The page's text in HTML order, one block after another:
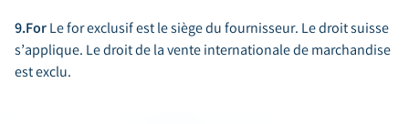
9.For Le for exclusif est le siège du fournisseur. Le droit suisse
s’applique. Le droit de la vente internationale de marchandise
est exclu.